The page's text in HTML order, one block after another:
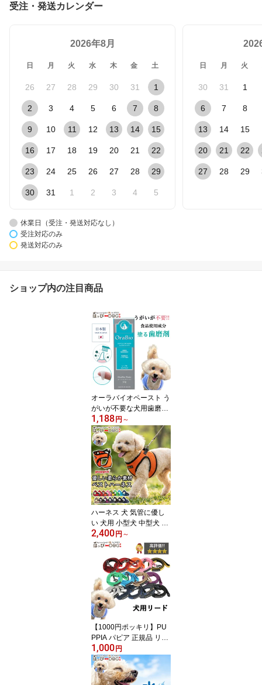
受注・発送カレンダー
2026年8月
日 月 火 水 木 金 土
26 27 28 29 30 31 1
2 3 4 5 6 7 8
9 10 11 12 13 14 15
16 17 18 19 20 21 22
23 24 25 26 27 28 29
30 31 1 2 3 4 5
日 月 火
30 31 1
6 7 8
13 14 15
20 21 22
27 28 29
休業日（受注・発送対応なし）
受注対応のみ
発送対応のみ
ショップ内の注目商品
オーラバイオペースト う
がいが不要な犬用歯磨き
犬 歯磨き 歯磨き粉 OraBi
o ビーフ味 犬用デンタル
ケア 歯磨きペースト デ
ンタルジェル はみがき
歯みがき
1,188 円 ～
ハーネス 犬 気管に優し
い 犬用 小型犬 中型犬 P
UPPIA ベストハーネス
ソフトハーネス 大型犬
子犬 可愛い かわいい お
しゃれ パピー 簡単装着
脱げにくい 胴輪 シニア
犬
2,400 円 ～
【1000円ポッキリ】PU
PPIA パピア 正規品 リー
ド 紐 犬服 いぬ 犬 服 犬
の服 【男の子 小型犬 中
型犬】
1,000 円